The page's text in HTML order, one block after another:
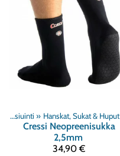
Avovesiuinti ‪» Hanskat, Sukat & Huput
Cressi Neopreenisukka
2,5mm
34,90 €